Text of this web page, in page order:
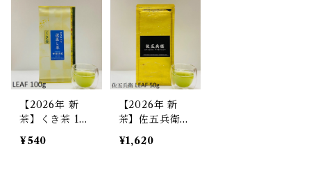
【2026年 新
茶】くき茶 100
g
¥540
【2026年 新
茶】佐五兵衛
リーフ50g
¥1,620